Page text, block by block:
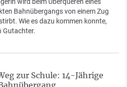
Bahnübergangs von einem Zug
Wie es dazu kommen konnte,
Gutachter.
zur Schule: 14-Jährige